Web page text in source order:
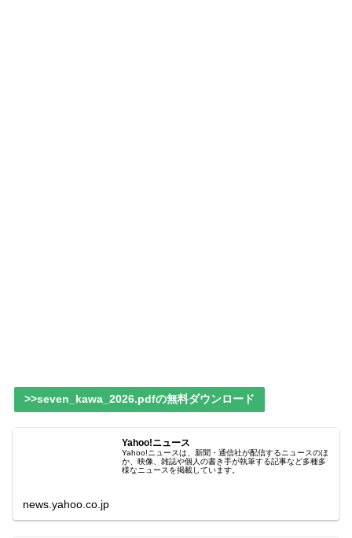
>>seven_kawa_2026.pdfの無料ダウンロード
Yahoo!ニュース
Yahoo!ニュースは、新聞・通信社が配信するニュースのほ
か、映像、雑誌や個人の書き手が執筆する記事など多種多
様なニュースを掲載しています。
news.yahoo.co.jp